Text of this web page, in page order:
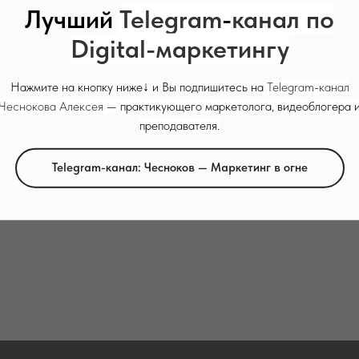
семантическое ядро — залог успешной
Этот материал поможет Вам понять, как
Лучший Telegram-канал по
Digital-маркетингу
Нажмите на кнопку ниже↓ и Вы подпишитесь на Telegram-канал
Чеснокова Алексея — практикующего маркетолога, видеоблогера и
преподавателя.
Telegram-канал: Чесноков — Маркетинг в огне